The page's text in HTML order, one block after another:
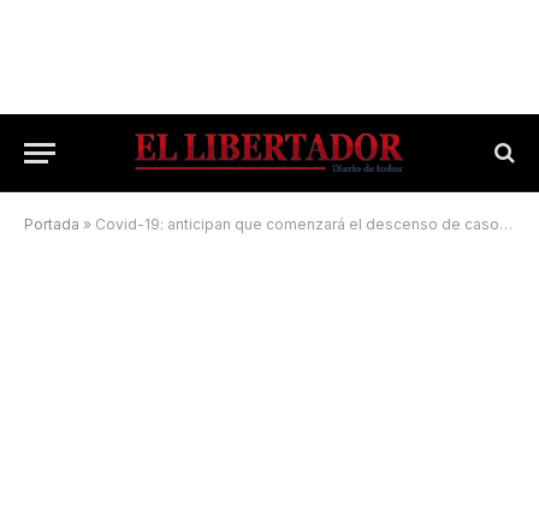
Portada » Covid-19: anticipan que comenzará el descenso de casos en la provincia